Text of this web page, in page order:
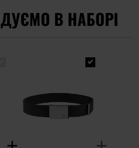
В НАБОРІ